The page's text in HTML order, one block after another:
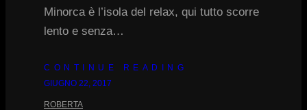
Minorca è l’isola del relax, qui tutto scorre
lento e senza…
CONTINUE READING
GIUGNO 22, 2017
ROBERTA